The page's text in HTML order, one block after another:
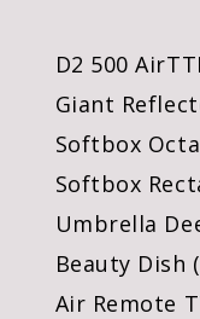
D2 500
Giant
Softbox
Softbox
Umbrella
Beauty Dish
Air Remote